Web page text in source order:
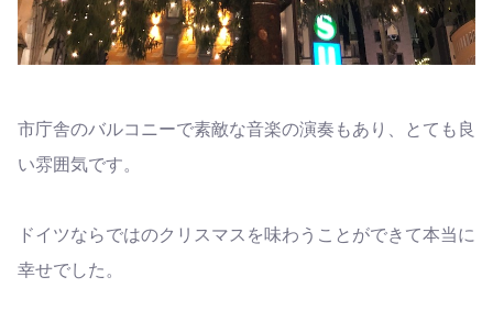
市庁舎のバルコニーで素敵な音楽の演奏もあり、とても良
い雰囲気です。
ドイツならではのクリスマスを味わうことができて本当に
幸せでした。